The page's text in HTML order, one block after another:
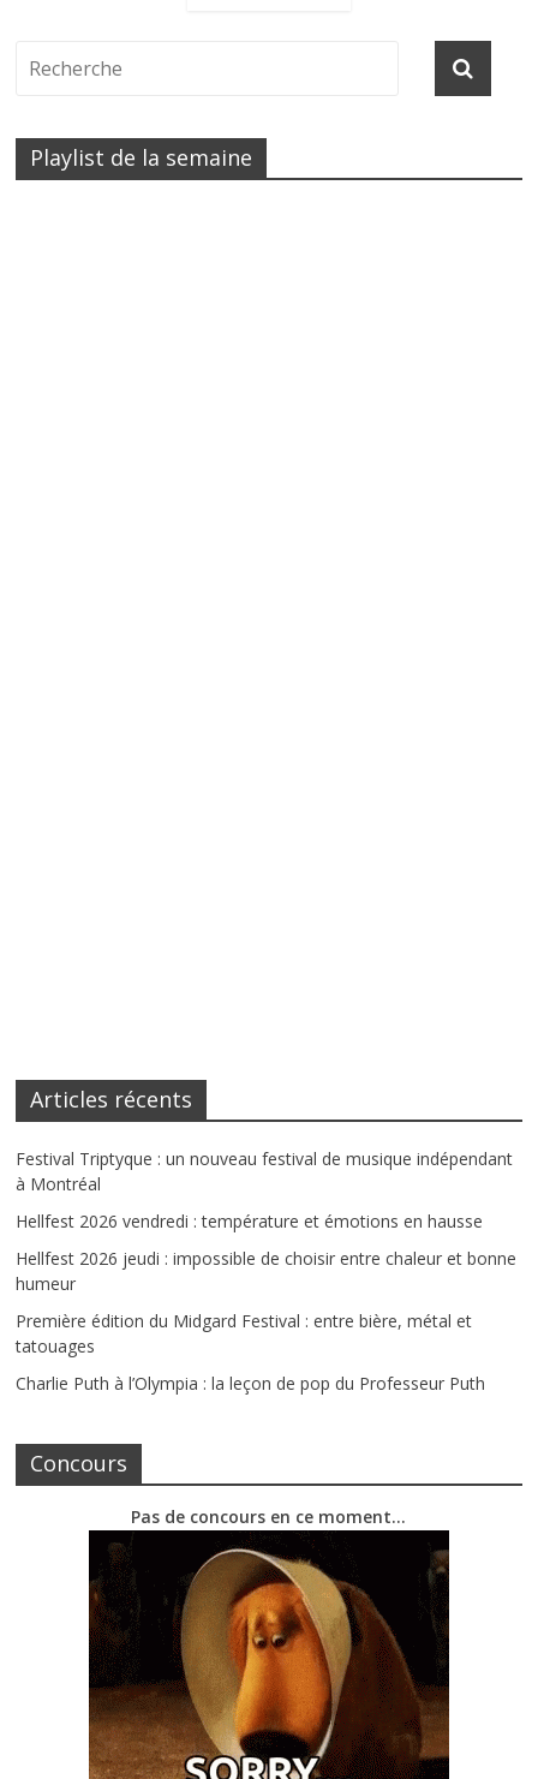
Playlist de la semaine
Articles récents
Festival Triptyque : un nouveau festival de musique indépendant
à Montréal
Hellfest 2026 vendredi : température et émotions en hausse
Hellfest 2026 jeudi : impossible de choisir entre chaleur et bonne
humeur
Première édition du Midgard Festival : entre bière, métal et
tatouages
Charlie Puth à l’Olympia : la leçon de pop du Professeur Puth
Concours
Pas de concours en ce moment…